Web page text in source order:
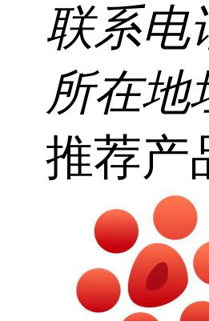
联系电
所在地
推荐产